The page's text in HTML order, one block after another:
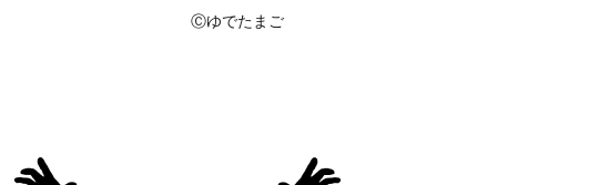
Ⓒゆでたまご